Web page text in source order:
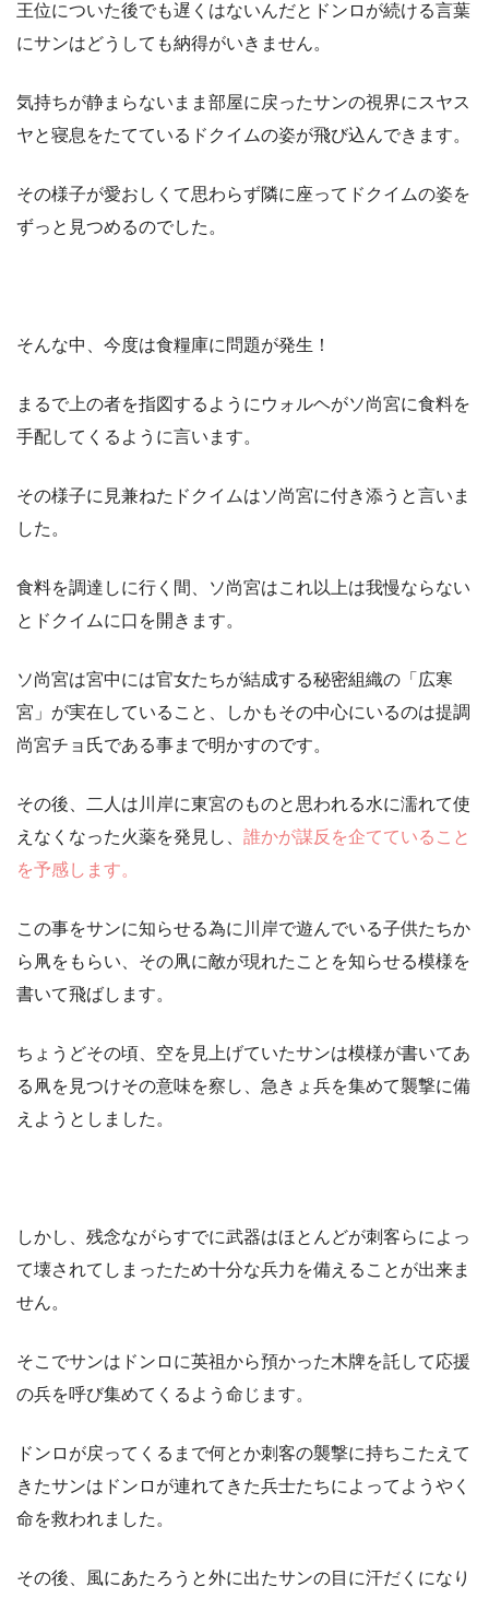
王位についた後でも遅くはないんだとドンロが続ける言葉
にサンはどうしても納得がいきません。
気持ちが静まらないまま部屋に戻ったサンの視界にスヤス
ヤと寝息をたてているドクイムの姿が飛び込んできます。
その様子が愛おしくて思わらず隣に座ってドクイムの姿を
ずっと見つめるのでした。
そんな中、今度は食糧庫に問題が発生！
まるで上の者を指図するようにウォルヘがソ尚宮に食料を
手配してくるように言います。
その様子に見兼ねたドクイムはソ尚宮に付き添うと言いま
した。
食料を調達しに行く間、ソ尚宮はこれ以上は我慢ならない
とドクイムに口を開きます。
ソ尚宮は宮中には官女たちが結成する秘密組織の「広寒
宮」が実在していること、しかもその中心にいるのは提調
尚宮チョ氏である事まで明かすのです。
その後、二人は川岸に東宮のものと思われる水に濡れて使
えなくなった火薬を発見し、 誰かが謀反を企てていること
を予感します。
この事をサンに知らせる為に川岸で遊んでいる子供たちか
ら凧をもらい、その凧に敵が現れたことを知らせる模様を
書いて飛ばします。
ちょうどその頃、空を見上げていたサンは模様が書いてあ
る凧を見つけその意味を察し、急きょ兵を集めて襲撃に備
えようとしました。
しかし、残念ながらすでに武器はほとんどが刺客らによっ
て壊されてしまったため十分な兵力を備えることが出来ま
せん。
そこでサンはドンロに英祖から預かった木牌を託して応援
の兵を呼び集めてくるよう命じます。
ドンロが戻ってくるまで何とか刺客の襲撃に持ちこたえて
きたサンはドンロが連れてきた兵士たちによってようやく
命を救われました。
その後、風にあたろうと外に出たサンの目に汗だくになり